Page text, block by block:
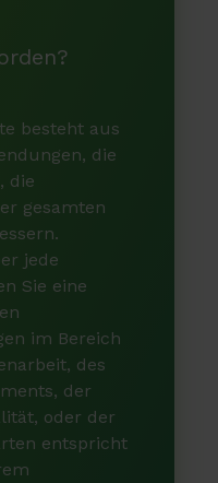
besteht aus
die
die
gesamten
jede
Sie eine
im Bereich
des
der
oder der
entspricht